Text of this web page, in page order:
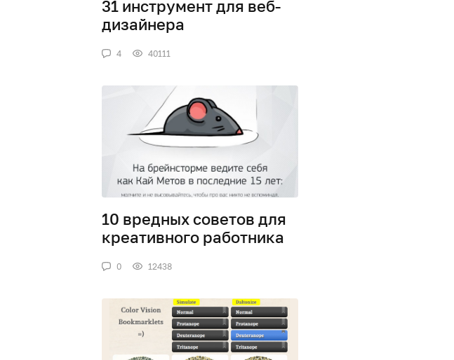
31 инструмент для веб-
дизайнера
4 40111
10 вредных советов для
креативного работника
0 12438